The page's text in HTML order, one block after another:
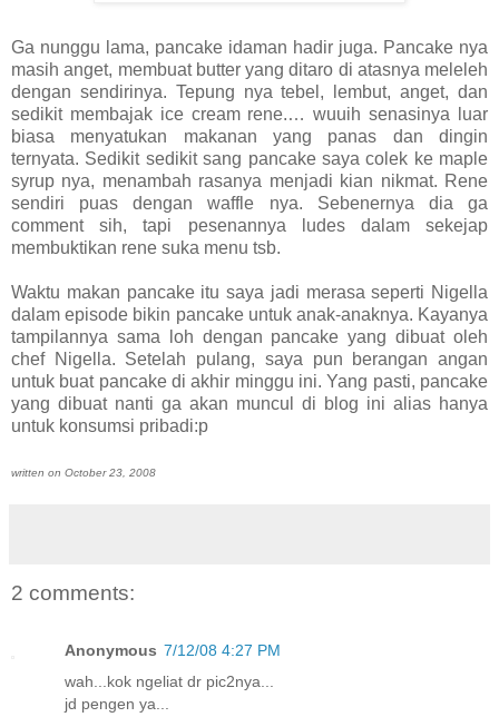
Ga nunggu lama, pancake idaman hadir juga. Pancake nya
masih anget, membuat butter yang ditaro di atasnya meleleh
dengan sendirinya. Tepung nya tebel, lembut, anget, dan
sedikit membajak ice cream rene.… wuuih senasinya luar
biasa menyatukan makanan yang panas dan dingin
ternyata. Sedikit sedikit sang pancake saya colek ke maple
syrup nya, menambah rasanya menjadi kian nikmat. Rene
sendiri puas dengan waffle nya. Sebenernya dia ga
comment sih, tapi pesenannya ludes dalam sekejap
membuktikan rene suka menu tsb.
Waktu makan pancake itu saya jadi merasa seperti Nigella
dalam episode bikin pancake untuk anak-anaknya. Kayanya
tampilannya sama loh dengan pancake yang dibuat oleh
chef Nigella. Setelah pulang, saya pun berangan angan
untuk buat pancake di akhir minggu ini. Yang pasti, pancake
yang dibuat nanti ga akan muncul di blog ini alias hanya
untuk konsumsi pribadi:p
written on October 23, 2008
2 comments:
Anonymous 7/12/08 4:27 PM
wah...kok ngeliat dr pic2nya...
jd pengen ya...